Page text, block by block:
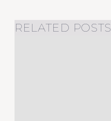
RELATED POSTS